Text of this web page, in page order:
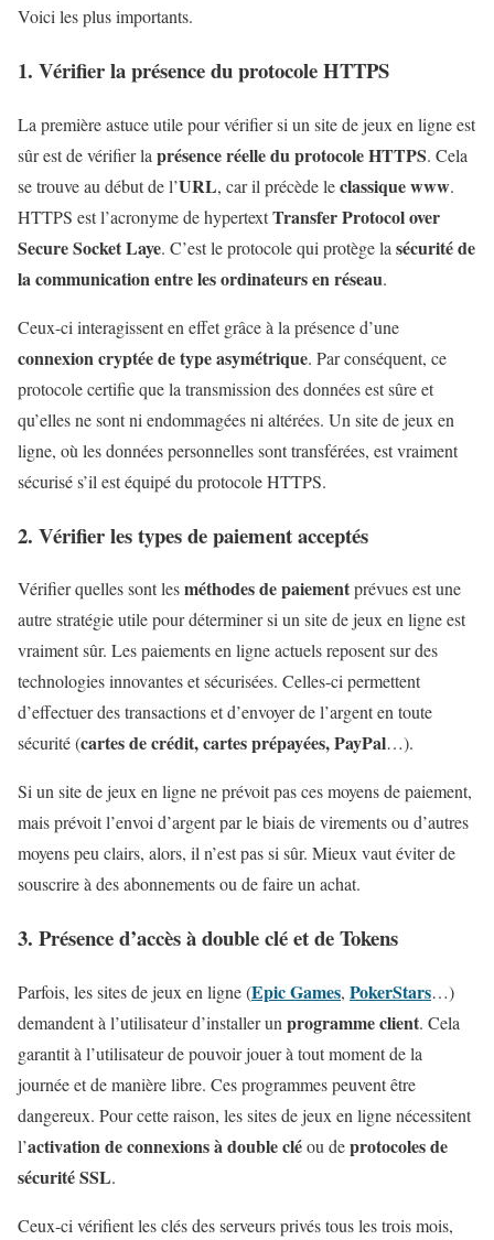
Voici les plus importants.
1. Vérifier la présence du protocole HTTPS
La première astuce utile pour vérifier si un site de jeux en ligne est
sûr est de vérifier la présence réelle du protocole HTTPS. Cela
se trouve au début de l’URL, car il précède leclassique www.
HTTPS est l’acronyme de hypertextTransfer Protocol over
Secure Socket Laye. C’est le protocole qui protège la sécurité de
la communication entre les ordinateurs en réseau.
Ceux-ci interagissent en effet grâce à la présence d’une
connexion cryptée de type asymétrique. Par conséquent, ce
protocole certifie que la transmission des données est sûre et
qu’elles ne sont ni endommagées ni altérées. Un site de jeux en
ligne, où les données personnelles sont transférées, est vraiment
sécurisé s’il est équipé du protocole HTTPS.
2. Vérifier les types de paiement acceptés
Vérifier quelles sont lesméthodes de paiementprévues est une
autre stratégie utile pour déterminer si un site de jeux en ligne est
vraiment sûr. Les paiements en ligne actuels reposent sur des
technologies innovantes et sécurisées. Celles-ci permettent
d’effectuer des transactions et d’envoyer de l’argent en toute
sécurité (cartes de crédit, cartes prépayées, PayPal…).
Si un site de jeux en ligne ne prévoit pas ces moyens de paiement,
mais prévoit l’envoi d’argent par le biais de virements ou d’autres
moyens peu clairs, alors, il n’est pas si sûr. Mieux vaut éviter de
souscrire à des abonnements ou de faire un achat.
3. Présence d’accès à double clé et de Tokens
Parfois, les sites de jeux en ligne (Epic Games, PokerStars…)
demandent à l’utilisateur d’installer un programme client. Cela
garantit à l’utilisateur de pouvoir jouer à tout moment de la
journée et de manière libre. Ces programmes peuvent être
dangereux. Pour cette raison, les sites de jeux en ligne nécessitent
l’activation de connexions à double cléou deprotocoles de
sécurité SSL.
Ceux-ci vérifient les clés des serveurs privés tous les trois mois,